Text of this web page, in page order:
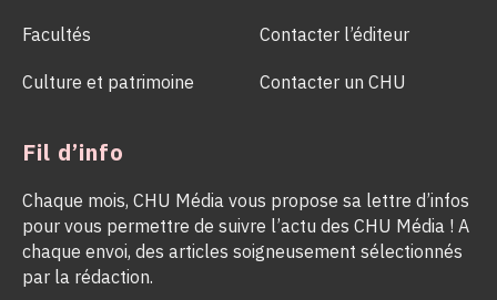
Facultés
Culture et patrimoine
Contacter l’éditeur
Contacter un CHU
Fil d’info
Chaque mois, CHU Média vous propose sa lettre d’infos
pour vous permettre de suivre l’actu des CHU Média ! A
chaque envoi, des articles soigneusement sélectionnés
par la rédaction.